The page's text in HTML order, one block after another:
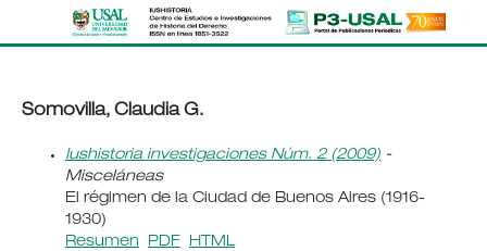
Somovilla, Claudia G.
Iushistoria investigaciones Núm. 2 (2009)-
Misceláneas
El régimen de la Ciudad de Buenos Aires (1916-
1930)
Resumen
PDF HTML